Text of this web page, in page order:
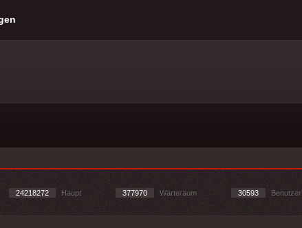
24218272 Haupt 377970 Warteraum 30593 Benutzer